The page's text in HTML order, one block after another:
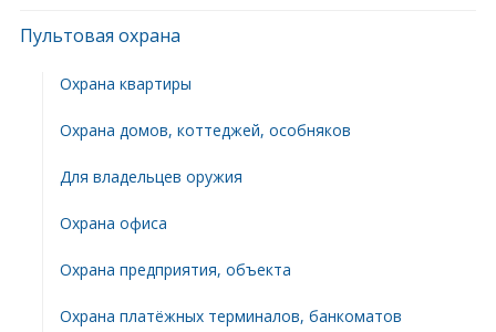
Пультовая охрана
Охрана квартиры
Охрана домов, коттеджей, особняков
Для владельцев оружия
Охрана офиса
Охрана предприятия, объекта
Охрана платёжных терминалов, банкоматов